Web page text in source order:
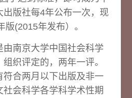
出版社每4年公布一次，现
版(2015年发布）。
由南京大学中国社会科学
织评定的，两年一评。
符合两月以下出版及非一
社会科学各学科学术性期